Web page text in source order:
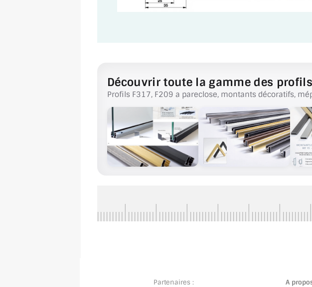
Découvrir toute la gamme des
Profils F317, F209 a pareclose, montants décoratifs,
Partenaires :
A